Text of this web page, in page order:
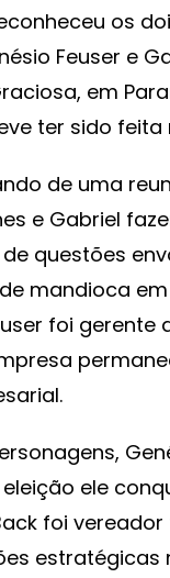
os
Feuser e
em
ter sido feita
de uma
e Gabriel
questões
mandioca
foi
eleição ele
foi vereador
estratégicas